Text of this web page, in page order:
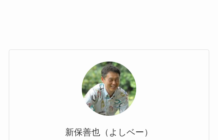
新保善也（よしベー）